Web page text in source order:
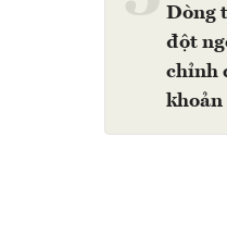
Dòng
đột
chỉnh
khoản